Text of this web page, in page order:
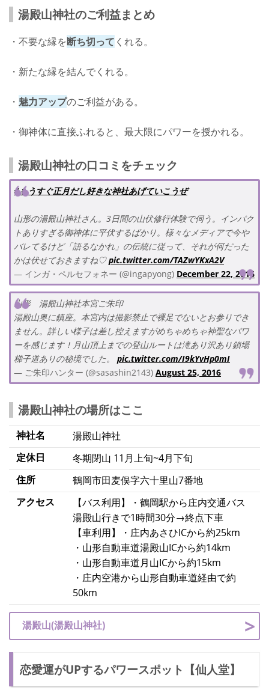
湯殿山神社のご利益まとめ
・不要な縁を断ち切って くれる。
・新たな縁を結んでくれる。
・ 魅力アップのご利益がある。
・御神体に直接ふれると、最大限にパワーを授かれる。
湯殿山神社の口コミをチェック
#もうすぐ正月だし好きな神社あげていこうぜ
山形の湯殿山神社さん。3日間の山伏修行体験で伺う。インパク
トありすぎる御神体に平伏するばかり。様々なメディアで今や
バレてるけど「語るなかれ」の伝統に従って、それが何だった
かは伏せておきますね♡pic.twitter.com/TAZwYKxA2V
— インガ・ペルセフォネー (@ingapyong) December 22, 2016
山形 湯殿山神社本宮ご朱印
湯殿山奥に鎮座。本宮内は撮影禁止で裸足でないとお参りでき
ません。詳しい様子は差し控えますがめちゃめちゃ神聖なパワ
ーを感じます！月山頂上までの登山ルートは滝あり沢あり鎖場
梯子道ありの秘境でした。 pic.twitter.com/I9kYvHp0mI
— ご朱印ハンター (@sasashin2143) August 25, 2016
湯殿山神社の場所はここ
神社名
湯殿山神社
定休日
冬期閉山 11月上旬~4月下旬
住所
鶴岡市田麦俣字六十里山7番地
アクセス
【バス利用】・鶴岡駅から庄内交通バス
湯殿山行きで1時間30分→終点下車
【車利用】・庄内あさひICから約25km
・山形自動車道湯殿山ICから約14km
・山形自動車道月山ICから約15km
・庄内空港から山形自動車道経由で約
50km
湯殿山(湯殿山神社)
恋愛運がUPするパワースポット【仙人堂】